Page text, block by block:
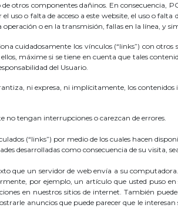
otros componentes dañinos. En consecuencia,
uso o falta de acceso a este website, el uso o
o en la transmisión, fallas en la línea, y
cuidadosamente los vínculos (“links”) con
máxime si se tiene en cuenta que tales
del Usuario.
ni expresa, ni implícitamente, los
no tengan interrupciones o carezcan de errores.
(“links”) por medio de los cuales hacen
desarrolladas como consecuencia de su visita,
que un servidor de web envía a su
por ejemplo, un artículo que usted puso
en nuestros sitios de internet. También
anuncios que puede parecer que le